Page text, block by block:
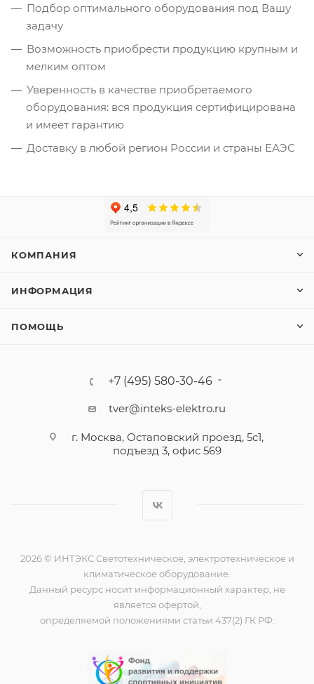
Подбор оптимального оборудования под Вашу
задачу
Возможность приобрести продукцию крупным и
мелким оптом
Уверенность в качестве приобретаемого
оборудования: вся продукция сертифицирована
и имеет гарантию
Доставку в любой регион России и страны ЕАЭС
КОМПАНИЯ
ИНФОРМАЦИЯ
ПОМОЩЬ
+7 (495) 580-30-46
tver@inteks-elektro.ru
г. Москва, Остаповский проезд, 5с1,
подъезд 3, офис 569
2026 © ИНТЭКС Светотехническое, электротехническое и
климатическое оборудование.
Данный ресурс носит информационный характер, не
является офертой,
определяемой положениями статьи 437(2) ГК РФ.